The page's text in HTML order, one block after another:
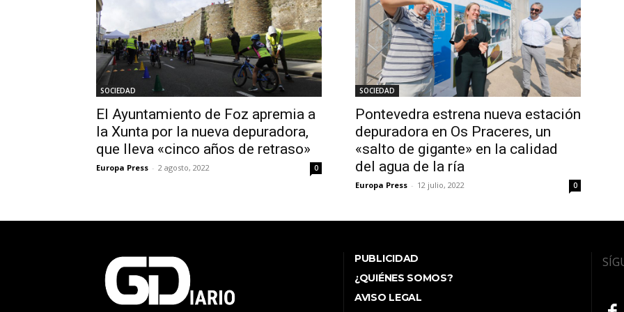
SOCIEDAD
El Ayuntamiento de Foz apremia a
la Xunta por la nueva depuradora,
que lleva «cinco años de retraso»
Europa Press - 2 agosto, 2022 0
SOCIEDAD
Pontevedra estrena nueva estación
depuradora en Os Praceres, un
«salto de gigante» en la calidad
del agua de la ría
Europa Press - 12 julio, 2022 0
PUBLICIDAD
¿QUIÉNES SOMOS?
AVISO LEGAL